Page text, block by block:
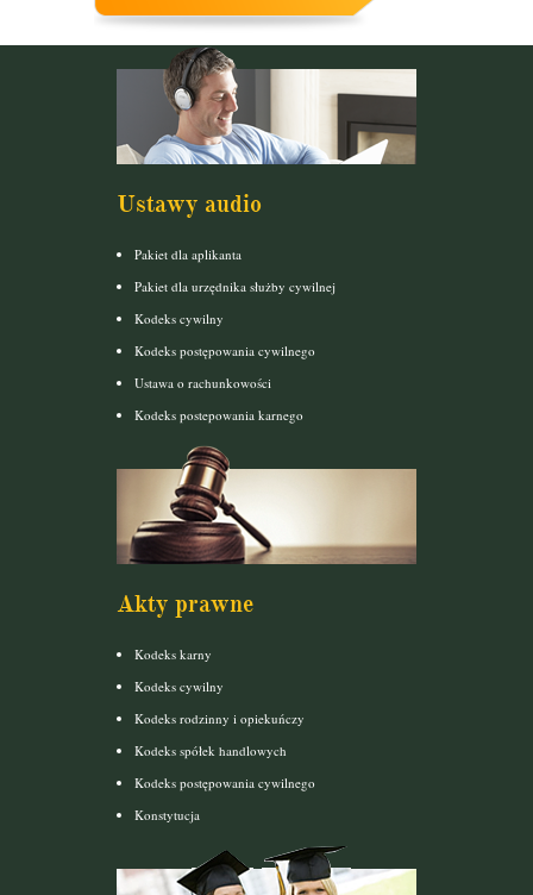
Ustawy audio
Pakiet dla aplikanta
Pakiet dla urzędnika służby cywilnej
Kodeks cywilny
Kodeks postępowania cywilnego
Ustawa o rachunkowości
Kodeks postepowania karnego
Akty prawne
Kodeks karny
Kodeks cywilny
Kodeks rodzinny i opiekuńczy
Kodeks spółek handlowych
Kodeks postępowania cywilnego
Konstytucja